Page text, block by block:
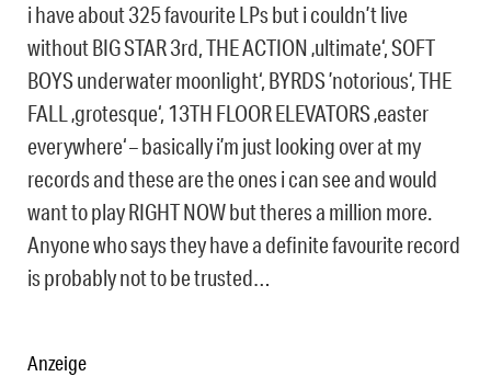
i have about 325 favourite LPs but i couldn’t live
without BIG STAR 3rd, THE ACTION ‚ultimate‘, SOFT
BOYS underwater moonlight‘, BYRDS ’notorious‘, THE
FALL ‚grotesque‘, 13TH FLOOR ELEVATORS ‚easter
everywhere‘ – basically i’m just looking over at my
records and these are the ones i can see and would
want to play RIGHT NOW but theres a million more.
Anyone who says they have a definite favourite record
is probably not to be trusted…
Anzeige